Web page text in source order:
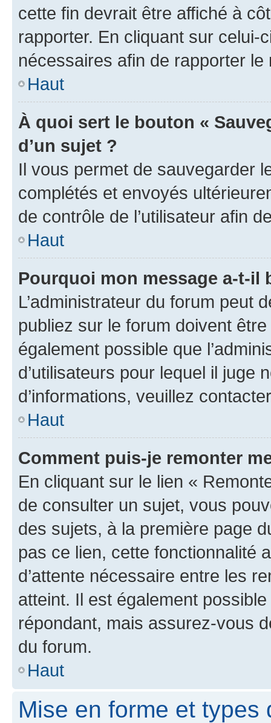
cette fin devrait être affiché à
rapporter. En cliquant sur
nécessaires afin de rapporter le
Haut
À quoi sert le bouton «
d’un sujet ?
Il vous permet de sauvegarder
complétés et envoyés
de contrôle de l’utilisateur afin
Haut
Pourquoi mon message a-t-il
L’administrateur du forum peut
publiez sur le forum doivent
également possible que
d’utilisateurs pour lequel il juge
d’informations, veuillez
Haut
Comment puis-je remonter
En cliquant sur le lien «
de consulter un sujet, vous
des sujets, à la première page
pas ce lien, cette fonctionnalité
d’attente nécessaire entre les
atteint. Il est également
répondant, mais assurez-vous
du forum.
Haut
Mise en forme et types